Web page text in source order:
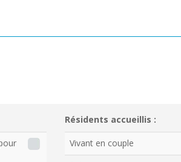
Résidents accueillis :
Vivant en couple